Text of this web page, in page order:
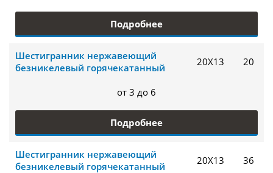
Подробнее
Шестигранник нержавеющий
безникелевый горячекатанный
20Х13 20
от 3 до 6
Подробнее
Шестигранник нержавеющий
безникелевый горячекатанный
20Х13 36